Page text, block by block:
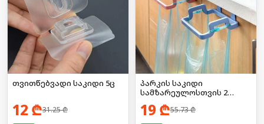
თვითწებვადი საკიდი 5ც
12 ₾31.25₾
პარკის საკიდი
სამზარეულოსთვის 2
ცალი
19 ₾55.73₾